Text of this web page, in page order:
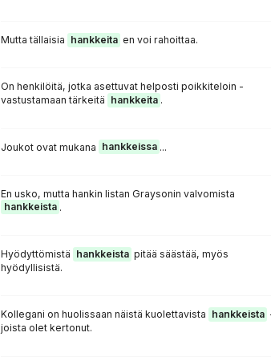
Mutta tällaisia hankkeita en voi rahoittaa.
On henkilöitä, jotka asettuvat helposti poikkiteloin -
vastustamaan tärkeitä hankkeita .
Joukot ovat mukana hankkeissa ...
En usko, mutta hankin listan Graysonin valvomista
hankkeista .
Hyödyttömistä hankkeista pitää säästää, myös
hyödyllisistä.
Kollegani on huolissaan näistä kuolettavista hankkeista
joista olet kertonut.